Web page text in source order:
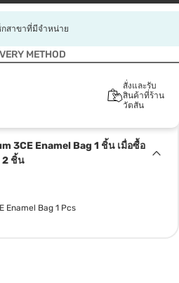
กสาขาที่มีจำหน่าย
METHOD
สั่งและรับ
สินค้าที่ร้าน
วัตสัน
3CE Enamel Bag 1 ชิ้น เมื่อซื้อ
2 ชิ้น
Enamel Bag 1 Pcs